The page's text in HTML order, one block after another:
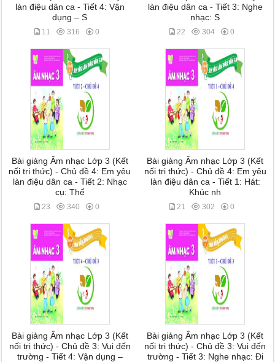
làn điệu dân ca - Tiết 4: Vận
dụng – S
11 316 0
làn điệu dân ca - Tiết 3: Nghe
nhạc: S
22 304 0
Bài giảng Âm nhạc Lớp 3 (Kết
nối tri thức) - Chủ đề 4: Em yêu
làn điệu dân ca - Tiết 2: Nhạc
cụ: Thể
23 340 0
Bài giảng Âm nhạc Lớp 3 (Kết
nối tri thức) - Chủ đề 4: Em yêu
làn điệu dân ca - Tiết 1: Hát:
Khúc nh
21 302 0
Bài giảng Âm nhạc Lớp 3 (Kết
nối tri thức) - Chủ đề 3: Vui đến
trường - Tiết 4: Vận dụng –
Bài giảng Âm nhạc Lớp 3 (Kết
nối tri thức) - Chủ đề 3: Vui đến
trường - Tiết 3: Nghe nhạc: Đi